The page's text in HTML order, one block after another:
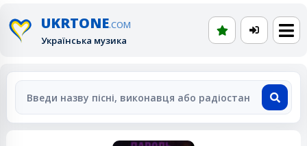
UKRTONE.COM
Українська музика